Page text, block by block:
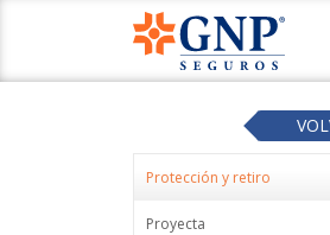
Protección y retiro
Proyecta